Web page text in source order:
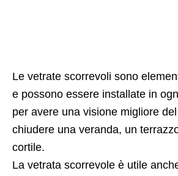
Le vetrate scorrevoli sono
e possono essere installate in
per avere una visione migliore
chiudere una veranda, un
cortile.
La vetrata scorrevole è utile